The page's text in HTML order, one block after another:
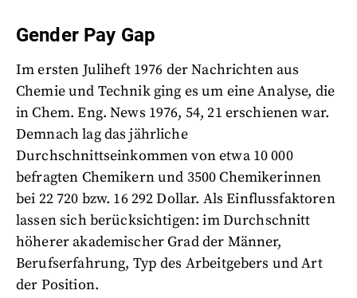
Gender Pay Gap
Im ersten Juliheft 1976 der Nachrichten aus
Chemie und Technik ging es um eine Analyse, die
in Chem. Eng. News 1976, 54, 21 erschienen war.
Demnach lag das jährliche
Durchschnittseinkommen von etwa 10 000
befragten Chemikern und 3500 Chemikerinnen
bei 22 720 bzw. 16 292 Dollar. Als Einflussfaktoren
lassen sich berücksichtigen: im Durchschnitt
höherer akademischer Grad der Männer,
Berufserfahrung, Typ des Arbeitgebers und Art
der Position.